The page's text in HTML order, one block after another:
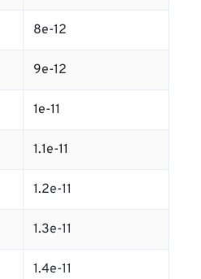
8e-12
9e-12
1e-11
1.1e-11
1.2e-11
1.3e-11
1.4e-11